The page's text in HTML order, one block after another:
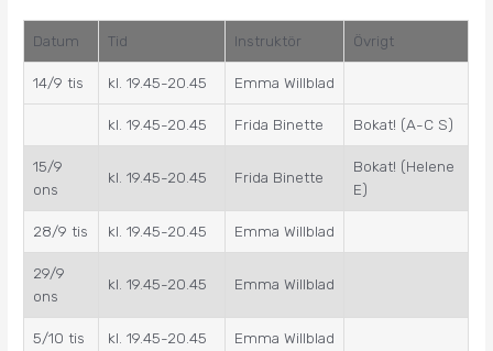
Datum Tid Instruktör Övrigt
14/9 tis kl. 19.45-20.45 Emma Willblad
kl. 19.45-20.45 Frida Binette Bokat! (A-C S)
15/9
ons
kl. 19.45-20.45 Frida Binette
Bokat! (Helene
E)
28/9 tis kl. 19.45-20.45 Emma Willblad
29/9
ons
kl. 19.45-20.45 Emma Willblad
5/10 tis kl. 19.45-20.45 Emma Willblad